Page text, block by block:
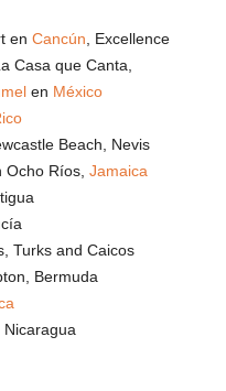
en Cancún , Excellence
Casa que Canta,
en México
Beach, Nevis
Ríos, Jamaica
Turks and Caicos
Bermuda
Nicaragua